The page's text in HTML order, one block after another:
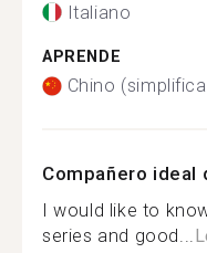
Italiano
APRENDE
Chino
Compañero ideal
I would like to
series and good...